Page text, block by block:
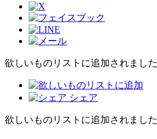
欲しいものリストに追加されました
シェア
欲しいものリストに追加されました